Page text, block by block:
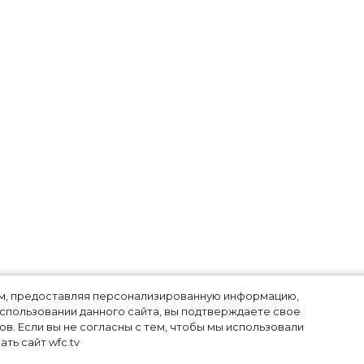
предоставляя персонализированную информацию,
данного сайта, вы подтверждаете свое
Если вы не согласны с тем, чтобы мы использовали
сайт wfc.tv